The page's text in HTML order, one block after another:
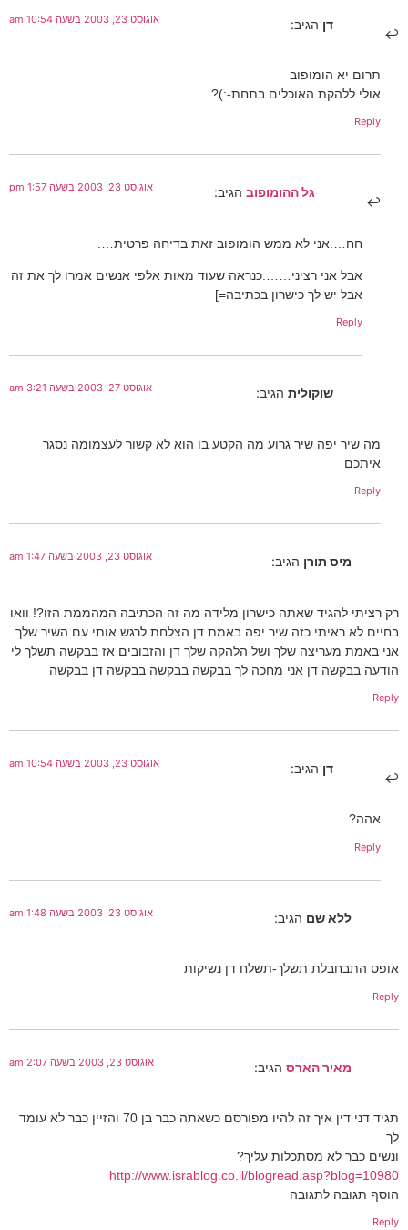
דן הגיב: אוגוסט 23, 2003 בשעה 10:54 am
תרום יא הומופוב
אולי ללהקת האוכלים בתחת-:)?
Reply
גל ההומופוב הגיב: אוגוסט 23, 2003 בשעה 1:57 pm
חח….אני לא ממש הומופוב זאת בדיחה פרטית….
אבל אני רציני…….כנראה שעוד מאות אלפי אנשים אמרו לך את זה
אבל יש לך כישרון בכתיבה=]
Reply
שוקולית הגיב: אוגוסט 27, 2003 בשעה 3:21 am
מה שיר יפה שיר גרוע מה הקטע בו הוא לא קשור לעצמומה נסגר
איתכם
Reply
מיס תורן הגיב: אוגוסט 23, 2003 בשעה 1:47 am
רק רציתי להגיד שאתה כישרון מלידה מה זה הכתיבה המהממת הזו?! וואו
בחיים לא ראיתי כזה שיר יפה באמת דן הצלחת לרגש אותי עם השיר שלך
אני באמת מעריצה שלך ושל הלהקה שלך דן והזבובים אז בבקשה תשלך לי
הודעה בבקשה דן אני מחכה לך בבקשה בבקשה בבקשה דן בבקשה
Reply
דן הגיב: אוגוסט 23, 2003 בשעה 10:54 am
אהה?
Reply
ללא שם הגיב: אוגוסט 23, 2003 בשעה 1:48 am
אופס התבחבלת תשלך-תשלח דן נשיקות
Reply
מאיר הארס הגיב: אוגוסט 23, 2003 בשעה 2:07 am
תגיד דני דין איך זה להיו מפורסם כשאתה כבר בן 70 והזיין כבר לא עומד
לך
ונשים כבר לא מסתכלות עליך?
http://www.israblog.co.il/blogread.asp?blog=10980
הוסף תגובה לתגובה
Reply